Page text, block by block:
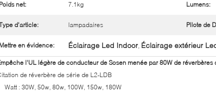
net: 7.1kg Lumens:
d'article: lampadaires Pilote de
en évidence: Éclairage Led Indoor, Éclairage extérieur
l'UL légère de conducteur de Sosen menée par 80W de réverbères
de réverbère de série de L2-LDB
Watt : 30W, 50w, 80w, 100W, 150w, 180W